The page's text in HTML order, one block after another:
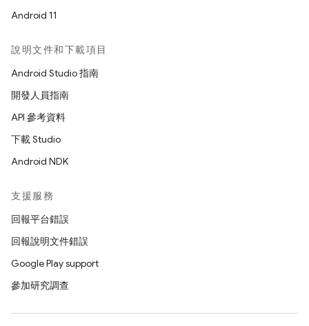
Android 11
說明文件和下載項目
Android Studio 指南
開發人員指南
API 參考資料
下載 Studio
Android NDK
支援服務
回報平台錯誤
回報說明文件錯誤
Google Play support
參加研究調查